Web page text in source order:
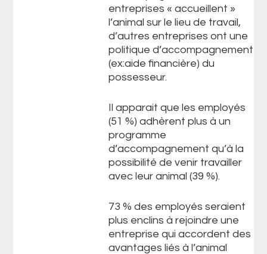
entreprises « accueillent »
l’animal sur le lieu de travail,
d’autres entreprises ont une
politique d’accompagnement
(ex:aide financière) du
possesseur.
Il apparait que les employés
(51 %) adhèrent plus à un
programme
d’accompagnement qu’à la
possibilité de venir travailler
avec leur animal (39 %).
73 % des employés seraient
plus enclins à rejoindre une
entreprise qui accordent des
avantages liés à l’animal